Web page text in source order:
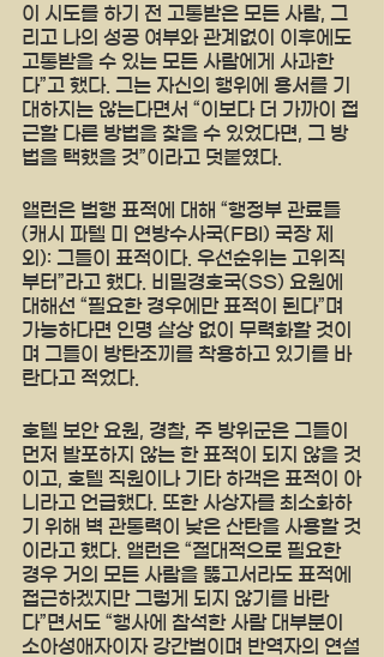
이 시도를 하기 전 고통받은 모든 사람, 그
리고 나의 성공 여부와 관계없이 이후에도
고통받을 수 있는 모든 사람에게 사과한
다”고 했다. 그는 자신의 행위에 용서를 기
대하지는 않는다면서 “이보다 더 가까이 접
근할 다른 방법을 찾을 수 있었다면, 그 방
법을 택했을 것”이라고 덧붙였다.
앨런은 범행 표적에 대해 “행정부 관료들
(캐시 파텔 미 연방수사국(FBI) 국장 제
외): 그들이 표적이다. 우선순위는 고위직
부터”라고 했다. 비밀경호국(SS) 요원에
대해선 “필요한 경우에만 표적이 된다”며
가능하다면 인명 살상 없이 무력화할 것이
며 그들이 방탄조끼를 착용하고 있기를 바
란다고 적었다.
호텔 보안 요원, 경찰, 주 방위군은 그들이
먼저 발포하지 않는 한 표적이 되지 않을 것
이고, 호텔 직원이나 기타 하객은 표적이 아
니라고 언급했다. 또한 사상자를 최소화하
기 위해 벽 관통력이 낮은 산탄을 사용할 것
이라고 했다. 앨런은 “절대적으로 필요한
경우 거의 모든 사람을 뚫고서라도 표적에
접근하겠지만 그렇게 되지 않기를 바란
다”면서도 “행사에 참석한 사람 대부분이
소아성애자이자 강간범이며 반역자의 연설